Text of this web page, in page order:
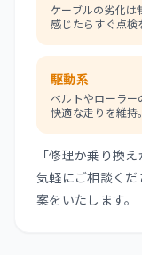
ケーブルの劣化
感じたらすぐ点検
駆動系
ベルトやローラ
快適な走りを維持。
「修理か乗り換
気軽にご相談く
案をいたします。